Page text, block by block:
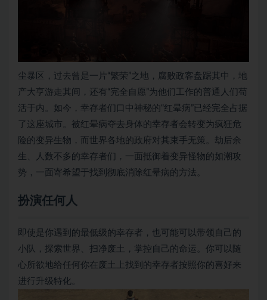
尘暴区，过去曾是一片“繁荣”之地，腐败政客盘踞其中，地
产大亨游走其间，还有“完全自愿”为他们工作的普通人们苟
活于内。如今，幸存者们口中神秘的“红晕病”已经完全占据
了这座城市。被红晕病夺去身体的幸存者会转变为疯狂危
险的变异生物，而世界各地的政府对其束手无策。劫后余
生、人数不多的幸存者们，一面抵御着变异怪物的如潮攻
势，一面寄希望于找到彻底消除红晕病的方法。
扮演任何人
即使是你遇到的最低级的幸存者，也可能可以带领自己的
小队，探索世界、扫净废土，掌控自己的命运。你可以随
心所欲地给任何你在废土上找到的幸存者按照你的喜好来
进行升级特化。